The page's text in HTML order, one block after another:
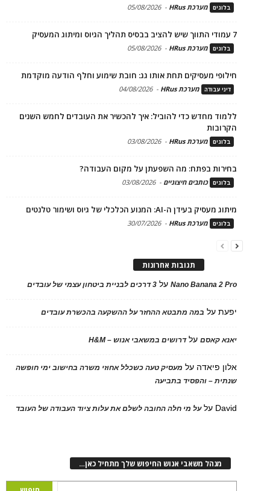
בלוגים מערכת HRus -
05/08/2026
7 עמודי התווך שיש להציב בבסיס תהליך הגיוס ומיתוג המעסיק
בלוגים מערכת HRus -
05/08/2026
חילופי מעסיקים תחת אותו גג: חובת שימוע וחלף הודעה מוקדמת
דיני עבודה מערכת HRus -
04/08/2026
ללמוד מחדש כדי להוביל: איך להכשיר את העובדים לחמש השנים
הקרובות
בלוגים מערכת HRus -
03/08/2026
בחירות בפתח: מה השפעתן על מקום העבודה?
בלוגים כותבים חיצוניים -
03/08/2026
מיתוג מעסיק בעידן ה-AI: המנוע הכלכלי של גיוס ושימור טלנטים
בלוגים מערכת HRus -
30/07/2026
תגובות אחרונות
Nano Banana 2 Proעל 3 דרכים לבניית ביטחון עצמי של עובדים
יפעתעל במה מתבטא ההחזר על ההשקעה בהכשרת עובדים
יאנא קאסםעלדרושים במשאבי אנוש – H&M
אלון פיאדה על מעסיק טעה כשכלל אחוזי משרה בחישוב ימי חופשה
שנתית – והפסיד בתביעה
David עלעל מי חלה החובה לשלם את עלות ציוד העבודה של העובד
מנהל משאבי אנוש החיפוש שלך מתחיל כאן…